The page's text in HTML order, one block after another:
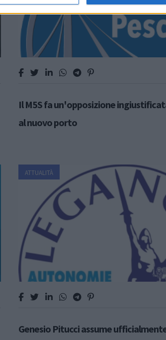
Il M5S fa un'opposizione
al nuovo porto
ATTUALITÀ
Genesio Pitucci assume